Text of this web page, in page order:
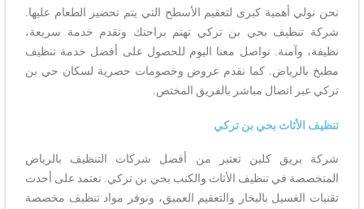
نحن نولي أهمية كبرى لتعقيم الأسطح التي يتم تحضير الطعام عليها.
شركة تنظيف بحي بن تركي تهتم براحتك وتقدم خدمة سريعة،
نظيفة، وآمنة. تواصل معنا اليوم للحصول على أفضل خدمة تنظيف
مطبخ بالرياض. كما نقدم عروض وخصومات حصرية لسكان حي بن
تركي عبر اتصال مباشر بالفريق المختص.
تنظيف الأثاث بحي بن تركي
شركة بريق كلين تعتبر من أفضل شركات التنظيف بالرياض
المتخصصة في تنظيف الأثاث والكنب بحي بن تركي. نعتمد على أحدث
تقنيات الغسيل بالبخار والتعقيم العميق، ونوفر مواد تنظيف مخصصة